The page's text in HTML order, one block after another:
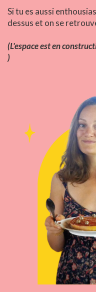
Si tu es aussi
dessus et on se
(L'espace est en
)